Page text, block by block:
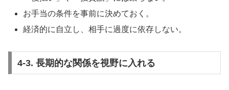
お手当の条件を事前に決めておく。
経済的に自立し、相手に過度に依存しない。
4-3. 長期的な関係を視野に入れる